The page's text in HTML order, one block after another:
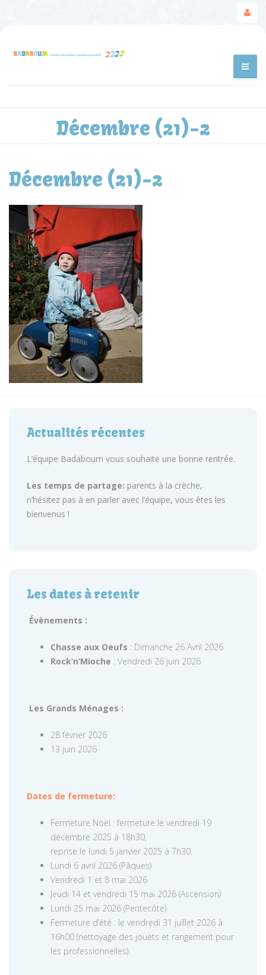
Décembre (21)-2
Décembre (21)-2
Actualités récentes
L’équipe Badaboum vous souhaite une bonne rentrée.
Les temps de partage: parents à la crèche,
n’hésitez pas à en parler avec l’équipe, vous êtes les
bienvenus !
Les dates à retenir
Évènements :
Chasse aux Oeufs : Dimanche 26 Avril 2026
Rock’n’Mioche : Vendredi 26 juin 2026
Les Grands Ménages :
28 février 2026
13 juin 2026
Dates de fermeture:
Fermeture Noël : fermeture le vendredi 19
décembre 2025 à 18h30,
reprise le lundi 5 janvier 2025 à 7h30.
Lundi 6 avril 2026 (Pâques)
Vendredi 1 et 8 mai 2026
Jeudi 14 et vendredi 15 mai 2026 (Ascension)
Lundi 25 mai 2026 (Pentecôte)
Fermeture d’été : le vendredi 31 juillet 2026 à
16h00 (nettoyage des jouets et rangement pour
les professionnelles)